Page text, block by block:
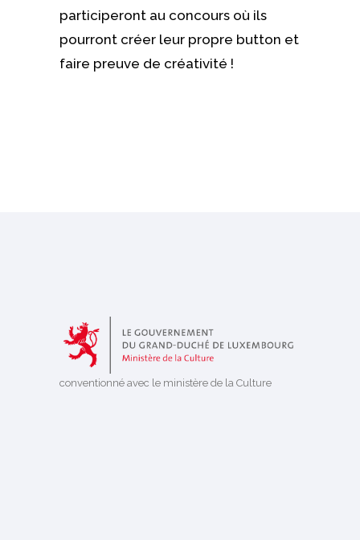
participeront au concours où ils
pourront créer leur propre button et
faire preuve de créativité !
conventionné avec le ministère de la Culture